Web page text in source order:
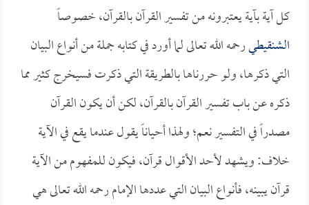
كل آية بآية يعتبرونه من تفسير القرآن بالقرآن، خصوصاً
الشنقيطيرحمه الله تعالى لما أورد في كتابه جملة من أنواع البيان
التي ذكرها، ولو حررناها بالطريقة التي ذكرت فسيخرج كثير مما
ذكره عن باب تفسير القرآن بالقرآن، لكن أن يكون القرآن
مصدراً في التفسير نعم؛ ولهذا أحياناً يقول عندما يقع في الآية
خلاف: ويشهد لأحد الأقوال قرآن، فيكون للمفهوم من الآية
قرآن يبينه، فأنواع البيان التي عددها الإمام رحمه الله تعالى هي